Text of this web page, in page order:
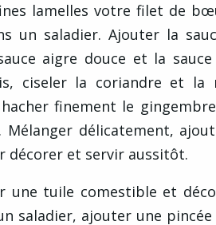
lamelles votre filet de
un saladier. Ajouter la
aigre douce et la
ciseler la coriandre et la
hacher finement le
Mélanger délicatement,
décorer et servir aussitôt.
une tuile comestible et
saladier, ajouter une